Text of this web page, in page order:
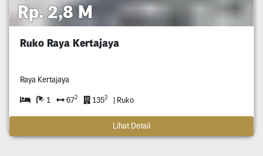
Rp. 2,8 M
Ruko Raya Kertajaya
Raya Kertajaya
1 672 1352 | Ruko
Lihat Detail